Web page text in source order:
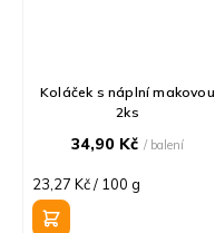
Koláček s náplní makovou
2ks
34,90 Kč/ balení
Měrná
cena:
23,27 Kč / 100 g